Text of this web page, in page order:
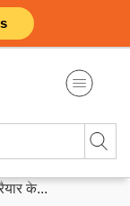
के...